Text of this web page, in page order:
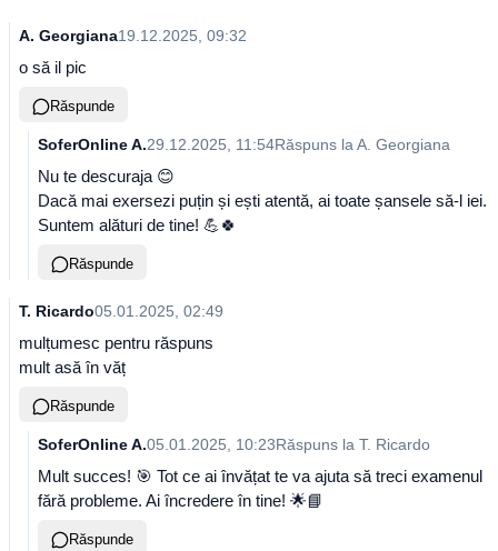
A. Georgiana19.12.2025, 09:32
o să il pic
Răspunde
SoferOnline A.29.12.2025, 11:54Răspuns la A. Georgiana
Nu te descuraja 😊
Dacă mai exersezi puțin și ești atentă, ai toate șansele să-l iei.
Suntem alături de tine! 💪🍀
Răspunde
T. Ricardo05.01.2025, 02:49
mulțumesc pentru răspuns
mult asă în văț
Răspunde
SoferOnline A.05.01.2025, 10:23Răspuns la T. Ricardo
Mult succes! 🎯 Tot ce ai învățat te va ajuta să treci examenul
fără probleme. Ai încredere în tine! 🌟📘
Răspunde